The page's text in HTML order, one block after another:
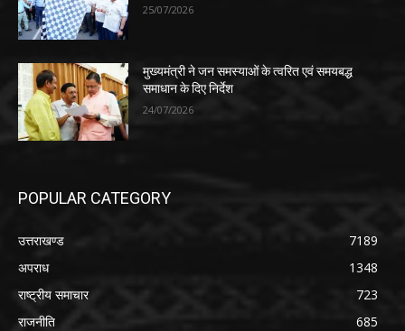
25/07/2026
मुख्यमंत्री ने जन समस्याओं के त्वरित एवं समयबद्ध
समाधान के दिए निर्देश
24/07/2026
POPULAR CATEGORY
उत्तराखण्ड
7189
अपराध
1348
राष्ट्रीय समाचार
723
राजनीति
685